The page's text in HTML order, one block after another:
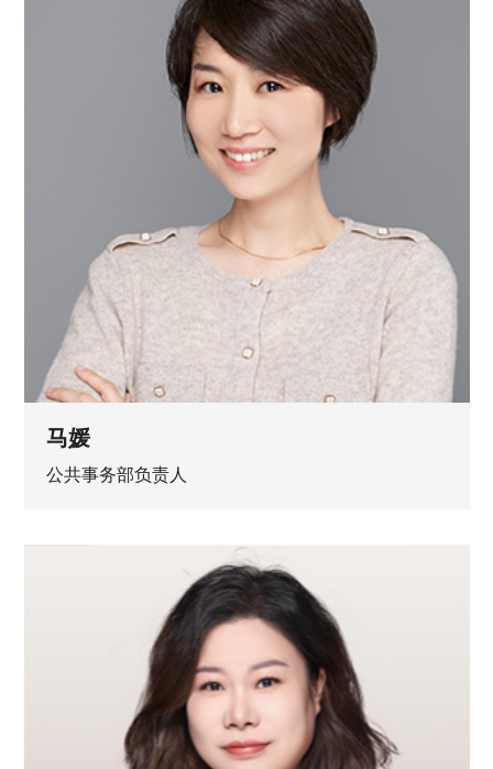
马媛
公共事务部负责人